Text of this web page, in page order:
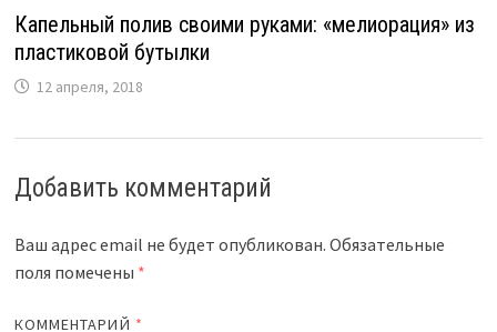
Капельный полив своими руками: «мелиорация» из
пластиковой бутылки
12 апреля, 2018
Добавить комментарий
Ваш адрес email не будет опубликован. Обязательные
поля помечены *
КОММЕНТАРИЙ *